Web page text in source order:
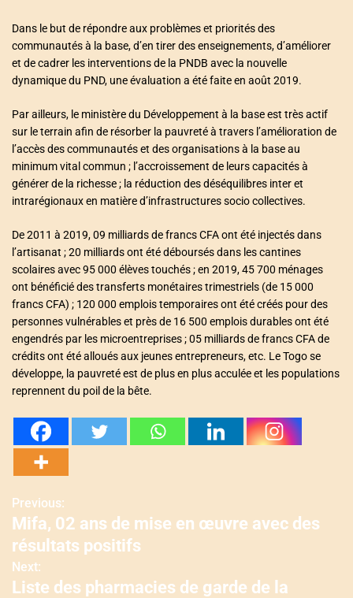
Dans le but de répondre aux problèmes et priorités des
communautés à la base, d’en tirer des enseignements, d’améliorer
et de cadrer les interventions de la PNDB avec la nouvelle
dynamique du PND, une évaluation a été faite en août 2019.
Par ailleurs, le ministère du Développement à la base est très actif
sur le terrain afin de résorber la pauvreté à travers l’amélioration de
l’accès des communautés et des organisations à la base au
minimum vital commun ; l’accroissement de leurs capacités à
générer de la richesse ; la réduction des déséquilibres inter et
intrarégionaux en matière d’infrastructures socio collectives.
De 2011 à 2019, 09 milliards de francs CFA ont été injectés dans
l’artisanat ; 20 milliards ont été déboursés dans les cantines
scolaires avec 95 000 élèves touchés ; en 2019, 45 700 ménages
ont bénéficié des transferts monétaires trimestriels (de 15 000
francs CFA) ; 120 000 emplois temporaires ont été créés pour des
personnes vulnérables et près de 16 500 emplois durables ont été
engendrés par les microentreprises ; 05 milliards de francs CFA de
crédits ont été alloués aux jeunes entrepreneurs, etc. Le Togo se
développe, la pauvreté est de plus en plus acculée et les populations
reprennent du poil de la bête.
N
a
v
Previous:
Mifa, 02 ans de mise en œuvre avec des
résultats positifs
Next:
Liste des pharmacies de garde de la